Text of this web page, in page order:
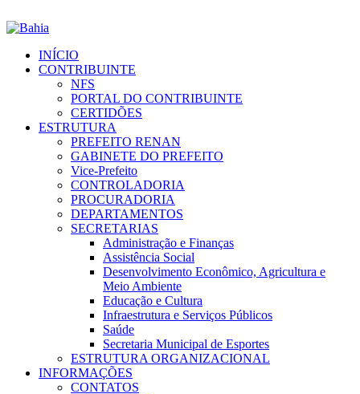
INÍCIO
CONTRIBUINTE
NFS
PORTAL DO CONTRIBUINTE
CERTIDÕES
ESTRUTURA
PREFEITO RENAN
GABINETE DO PREFEITO
Vice-Prefeito
CONTROLADORIA
PROCURADORIA
DEPARTAMENTOS
SECRETARIAS
Administração e Finanças
Assistência Social
Desenvolvimento Econômico, Agricultura e
Meio Ambiente
Educação e Cultura
Infraestrutura e Serviços Públicos
Saúde
Secretaria Municipal de Esportes
ESTRUTURA ORGANIZACIONAL
INFORMAÇÕES
CONTATOS